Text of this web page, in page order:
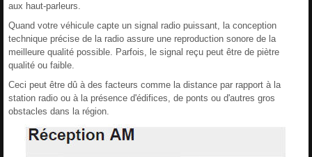
aux haut-parleurs.
Quand votre véhicule capte un signal radio puissant, la conception
technique précise de la radio assure une reproduction sonore de la
meilleure qualité possible. Parfois, le signal reçu peut être de piètre
qualité ou faible.
Ceci peut être dû à des facteurs comme la distance par rapport à la
station radio ou à la présence d'édifices, de ponts ou d'autres gros
obstacles dans la région.